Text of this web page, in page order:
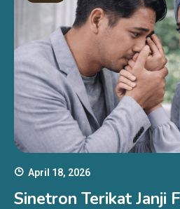
April 18, 2026
Sinetron Terikat Janji